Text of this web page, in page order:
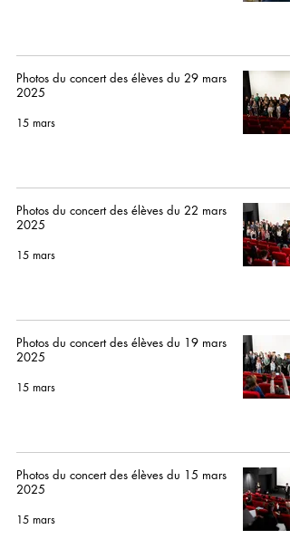
Photos du concert des élèves du 29 mars
2025
15 mars
Photos du concert des élèves du 22 mars
2025
15 mars
Photos du concert des élèves du 19 mars
2025
15 mars
Photos du concert des élèves du 15 mars
2025
15 mars